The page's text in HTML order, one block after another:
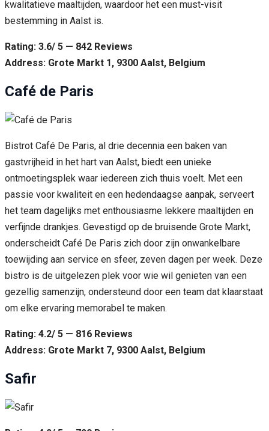
kwalitatieve maaltijden, waardoor het een must-visit
bestemming in Aalst is.
Rating: 3.6/ 5 — 842 Reviews
Address: Grote Markt 1, 9300 Aalst, Belgium
Café de Paris
Bistrot Café De Paris, al drie decennia een baken van
gastvrijheid in het hart van Aalst, biedt een unieke
ontmoetingsplek waar iedereen zich thuis voelt. Met een
passie voor kwaliteit en een hedendaagse aanpak, serveert
het team dagelijks met enthousiasme lekkere maaltijden en
verfijnde drankjes. Gevestigd op de bruisende Grote Markt,
onderscheidt Café De Paris zich door zijn onwankelbare
toewijding aan service en sfeer, zeven dagen per week. Deze
bistro is de uitgelezen plek voor wie wil genieten van een
gezellig samenzijn, ondersteund door een team dat klaarstaat
om elke ervaring memorabel te maken.
Rating: 4.2/ 5 — 816 Reviews
Address: Grote Markt 7, 9300 Aalst, Belgium
Safir